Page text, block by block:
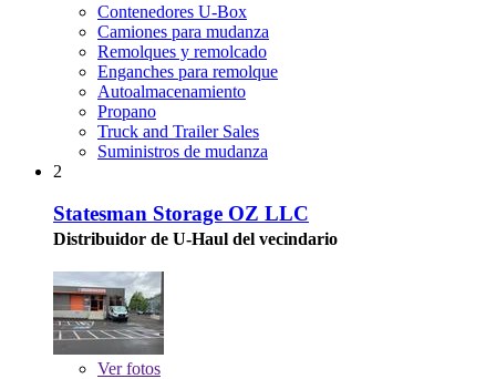
Contenedores U-Box
Camiones para mudanza
Remolques y remolcado
Enganches para remolque
Autoalmacenamiento
Propano
Truck and Trailer Sales
Suministros de mudanza
2
Statesman Storage OZ LLC
Distribuidor de U-Haul del vecindario
Verfotos